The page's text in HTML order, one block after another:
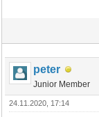
peter
Junior Member
24.11.2020, 17:14